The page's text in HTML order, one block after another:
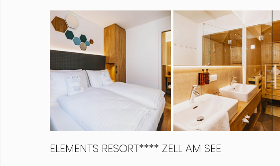
ELEMENTS RESORT**** ZELL AM SEE